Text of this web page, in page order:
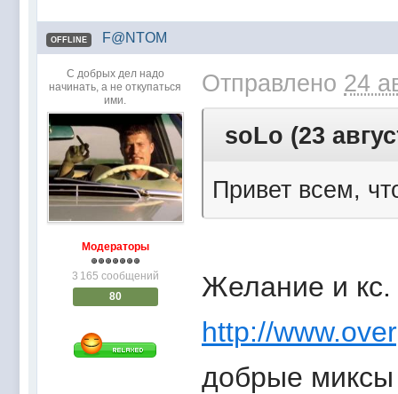
OFFLINE F@NTOM
С добрых дел надо
начинать, а не откупаться
ими.
Модераторы
3 165 сообщений
80
Отправлено 24
soLo (23
Привет всем,
Желание и кс.
http://
добрые миксы